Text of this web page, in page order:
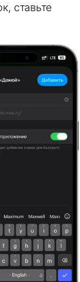
ставьте